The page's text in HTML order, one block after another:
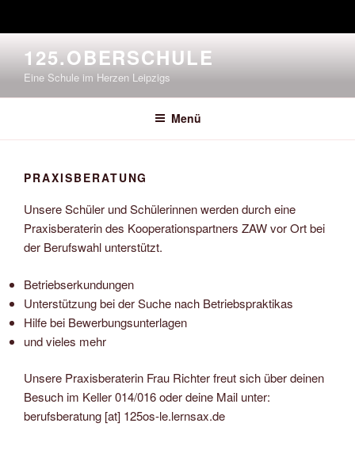
Inhalt
springen
125.OBERSCHULE
Eine Schule im Herzen Leipzigs
Menü
PRAXISBERATUNG
Unsere Schüler und Schülerinnen werden durch eine
Praxisberaterin des Kooperationspartners ZAW vor Ort bei
der Berufswahl unterstützt.
Betriebserkundungen
Unterstützung bei der Suche nach Betriebspraktikas
Hilfe bei Bewerbungsunterlagen
und vieles mehr
Unsere Praxisberaterin Frau Richter freut sich über deinen
Besuch im Keller 014/016 oder deine Mail unter:
berufsberatung [at] 125os-le.lernsax.de